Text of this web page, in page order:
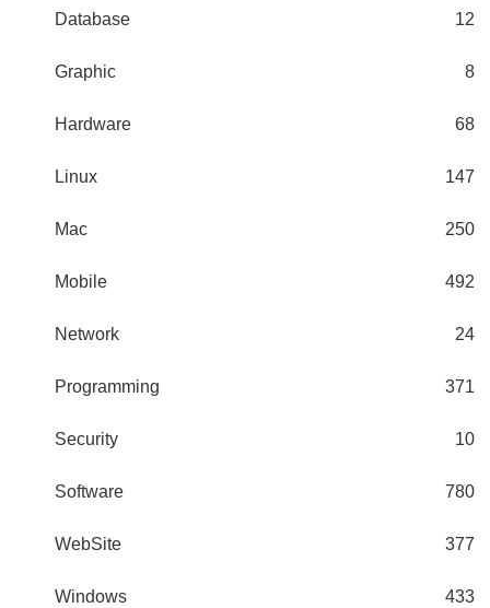
Database 12
Graphic 8
Hardware 68
Linux 147
Mac 250
Mobile 492
Network 24
Programming 371
Security 10
Software 780
WebSite 377
Windows 433